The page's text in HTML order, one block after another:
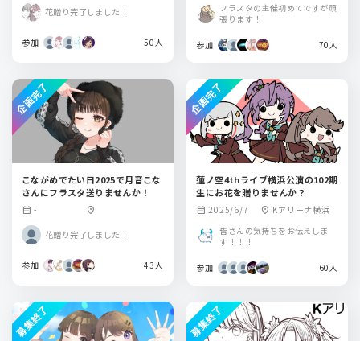
花贈り完了しました！
参加 50人
フラスタの主催初めてですが頑
張ります！
参加 70人
こながめでたい日2025で月音こな
さんにフラスタ送りませんか！
calendar_month - location_on
花贈り完了しました！
参加 43人
企画完了
蓮ノ空4thライブ横浜公演の102期
生にお花を贈りませんか？
calendar_month 2025/6/7 location_on Kアリーナ横浜
皆さんの気持ちをお伝えしま
す！！！
参加 60人
企画完了
募集終了 募集終了